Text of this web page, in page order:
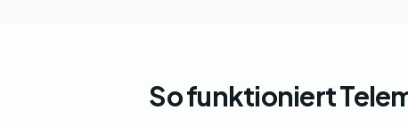
So funktioniert